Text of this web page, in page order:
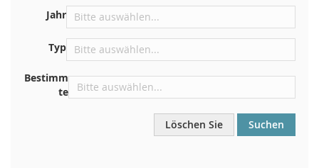
Direkt im Motorraum
Armaturenbrett
Jahr
Typ
Bestimm
te
Löschen Sie Suchen